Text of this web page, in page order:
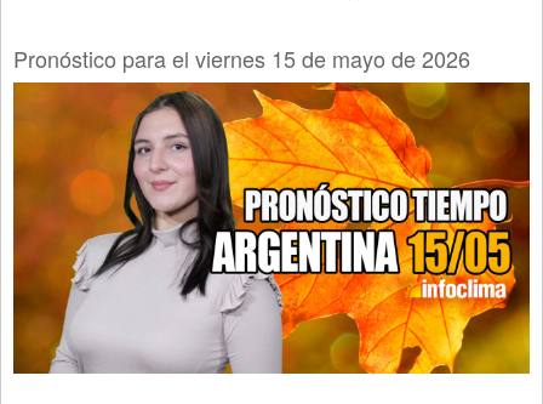
Pronóstico para el viernes 15 de mayo de 2026